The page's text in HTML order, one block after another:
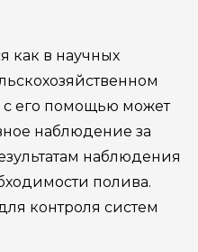
как в научных
с его помощью может
наблюдение за
наблюдения
полива.
контроля систем